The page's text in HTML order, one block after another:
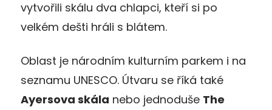
vytvořili skálu dva chlapci, kteří si po
velkém dešti hráli s blátem.
Oblast je národním kulturním parkem i na
seznamu UNESCO. Útvaru se říká také
Ayersova skála nebo jednoduše The